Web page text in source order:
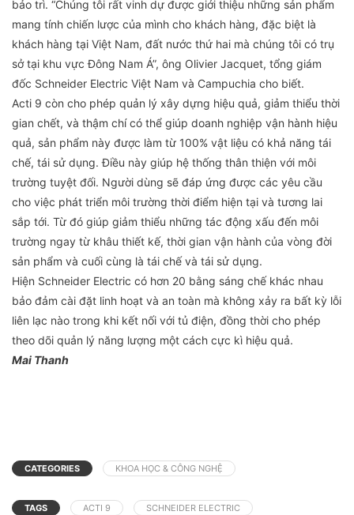
bảo trì. “Chúng tôi rất vinh dự được giới thiệu những sản phẩm
mang tính chiến lược của mình cho khách hàng, đặc biệt là
khách hàng tại Việt Nam, đất nước thứ hai mà chúng tôi có trụ
sở tại khu vực Đông Nam Á”, ông Olivier Jacquet, tổng giám
đốc Schneider Electric Việt Nam và Campuchia cho biết.
Acti 9 còn cho phép quản lý xây dựng hiệu quả, giảm thiểu thời
gian chết, và thậm chí có thể giúp doanh nghiệp vận hành hiệu
quả, sản phẩm này được làm từ 100% vật liệu có khả năng tái
chế, tái sử dụng. Điều này giúp hệ thống thân thiện với môi
trường tuyệt đối. Người dùng sẽ đáp ứng được các yêu cầu
cho việc phát triển môi trường thời điểm hiện tại và tương lai
sắp tới. Từ đó giúp giảm thiểu những tác động xấu đến môi
trường ngay từ khâu thiết kế, thời gian vận hành của vòng đời
sản phẩm và cuối cùng là tái chế và tái sử dụng.
Hiện Schneider Electric có hơn 20 bằng sáng chế khác nhau
bảo đảm cài đặt linh hoạt và an toàn mà không xảy ra bất kỳ lỗi
liên lạc nào trong khi kết nối với tủ điện, đồng thời cho phép
theo dõi quản lý năng lượng một cách cực kì hiệu quả.
Mai Thanh
CATEGORIES KHOA HỌC & CÔNG NGHỆ
TAGS ACTI 9 SCHNEIDER ELECTRIC